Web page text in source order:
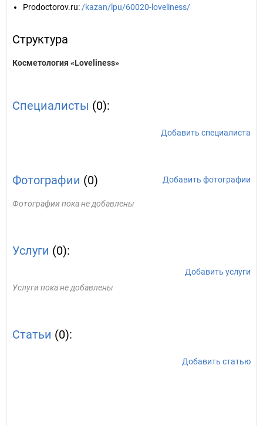
Prodoctorov.ru: /kazan/lpu/60020-loveliness/
Структура
Косметология «Loveliness»
Специалисты (0):
Добавить специалиста
Фотографии (0) Добавить фотографии
Фотографии пока не добавлены
Услуги (0):
Добавить услуги
Услуги пока не добавлены
Статьи (0):
Добавить статью